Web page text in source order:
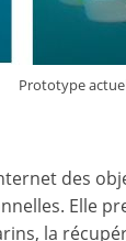
Prototype
des
Elle
la